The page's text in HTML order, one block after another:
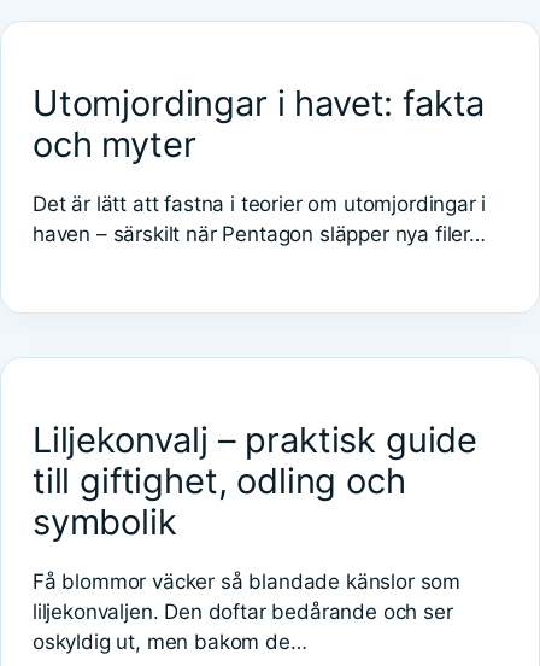
Utomjordingar i havet: fakta
och myter
Det är lätt att fastna i teorier om utomjordingar i
haven – särskilt när Pentagon släpper nya filer…
Liljekonvalj – praktisk guide
till giftighet, odling och
symbolik
Få blommor väcker så blandade känslor som
liljekonvaljen. Den doftar bedårande och ser
oskyldig ut, men bakom de…